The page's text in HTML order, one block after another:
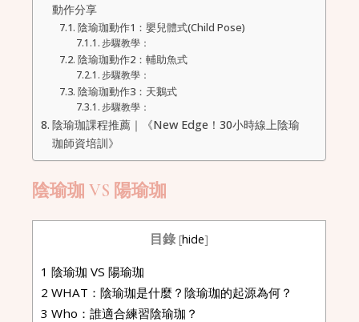
動作分享
陰瑜珈動作1：嬰兒體式(Child Pose)
步驟教學：
陰瑜珈動作2：輔助魚式
步驟教學：
陰瑜珈動作3：天鵝式
步驟教學：
陰瑜珈課程推薦｜《New Edge！30小時線上陰瑜
珈師資培訓》
陰瑜珈 VS 陽瑜珈
目錄 [hide]
1 陰瑜珈 VS 陽瑜珈
2 WHAT：陰瑜珈是什麼？陰瑜珈的起源為何？
3 Who：誰適合練習陰瑜珈？